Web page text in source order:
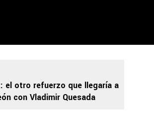
el otro refuerzo que llegaría a
con Vladimir Quesada